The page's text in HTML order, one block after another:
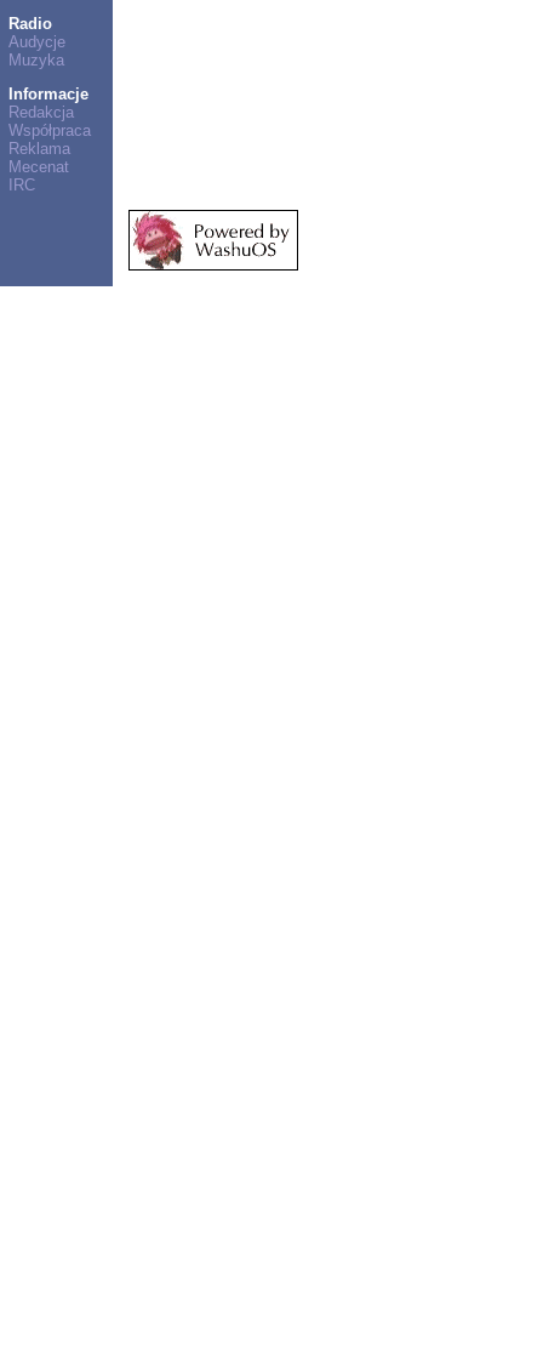
Radio
Audycje
Muzyka
Informacje
Redakcja
Współpraca
Reklama
Mecenat
IRC